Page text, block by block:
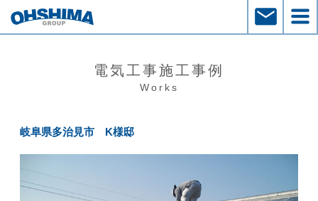
電気工事施工事例
Works
岐阜県多治見市 K様邸